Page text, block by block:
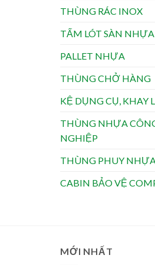
THÙNG RÁC INOX
TẤM LÓT SÀN NHỰA
PALLET NHỰA
THÙNG CHỞ HÀNG
KỆ DỤNG CỤ, KHAY
THÙNG NHỰA
NGHIỆP
THÙNG PHUY
CABIN BẢO VỆ
MỚI NHẤT